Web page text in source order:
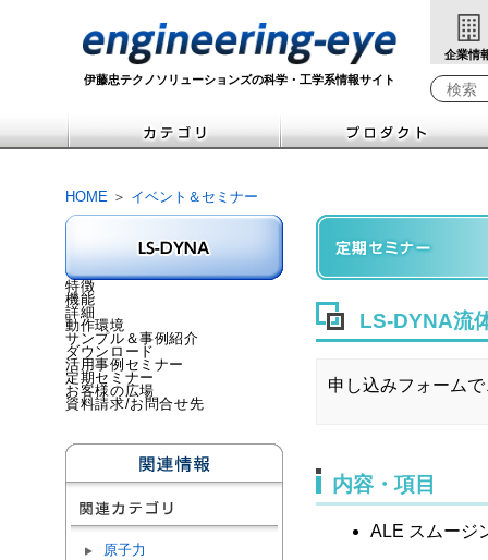
伊藤忠テクノソリューションズの科学・工学系情報サイト
企業情
Write
HOME ＞ イベント＆セミナー
特徴
機能
詳細
動作環境
サンプル＆事例紹介
ダウンロード
活用事例セミナー
定期セミナー
お客様の広場
資料請求/お問合せ先
原子力
LS-DYNA流
申し込みフォーム
内容・項目
ALE スムージ